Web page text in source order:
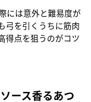
には意外と難易度が
弓を引くうちに筋肉
得点を狙うのがコツ
ース香るあつ